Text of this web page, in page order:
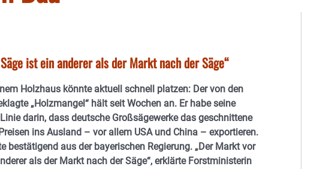
ist ein anderer als der Markt nach der Säge“
Holzhaus könnte aktuell schnell platzen: Der von den
„Holzmangel“ hält seit Wochen an. Er habe seine
darin, dass deutsche Großsägewerke das geschnittene
ins Ausland – vor allem USA und China – exportieren.
bestätigend aus der bayerischen Regierung. „Der Markt vor
als der Markt nach der Säge“, erklärte Forstministerin